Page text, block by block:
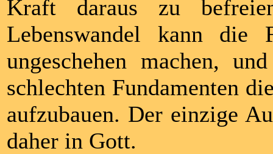
Kraft daraus zu
Lebenswandel kann die
ungeschehen machen,
schlechten Fundamenten
aufzubauen. Der einzige
daher in Gott.